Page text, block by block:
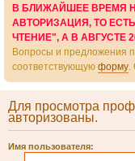
В БЛИЖАЙШЕЕ ВРЕМЯ
АВТОРИЗАЦИЯ, ТО
ЧТЕНИЕ", А В АВГУСТЕ
Вопросы и предложения
соответствующую форму.
Для просмотра
авторизованы.
Имя пользователя: